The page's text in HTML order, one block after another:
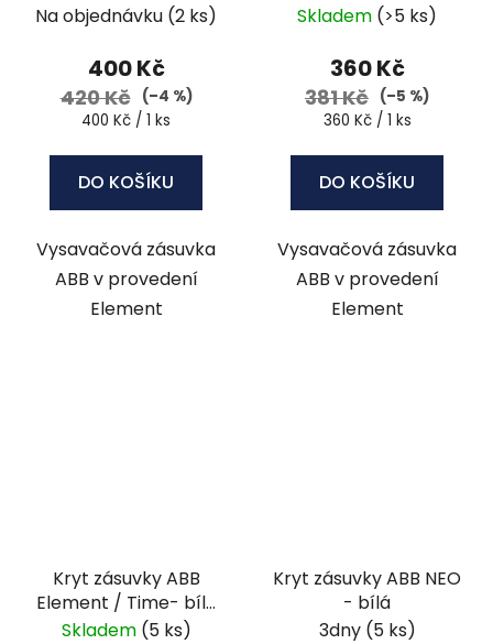
/ ledová zelená
Na objednávku (2 ks)
400 Kč
420 Kč
(–4 %)
Měrná
400 Kč / 1 ks
DO KOŠÍKU
Vysavačová zásuvka
ABB v provedení
Element
/ bílá
Skladem (>5 ks)
360 Kč
381 Kč (–5 %)
Měrná
360 Kč / 1 ks
DO KOŠÍKU
Vysavačová zásuvka
ABB v provedení
Element
Kryt zásuvky ABB
Element / Time- bílá
/ ledová bílá
Skladem (5 ks)
Kryt zásuvky ABB NEO
- bílá
3dny (5 ks)